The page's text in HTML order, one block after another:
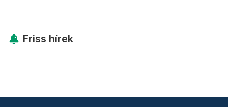
Friss hírek